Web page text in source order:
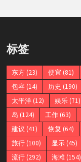
标签
东方(23) 便宜 (81)
包容 (14) 历史 (190)
太平洋(12) 娱乐(71)
岛 (124) 工作(63)
建议 (41) 恢复 (64)
旅行(100) 显示(45)
流行(292) 海滩(154)